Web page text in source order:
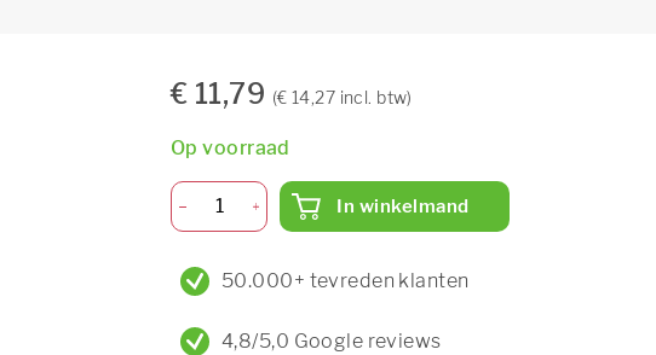
€ 11,79 (€ 14,27 incl. btw)
Op voorraad
In winkelmand
50.000+ tevreden klanten
4,8/5,0 Google reviews